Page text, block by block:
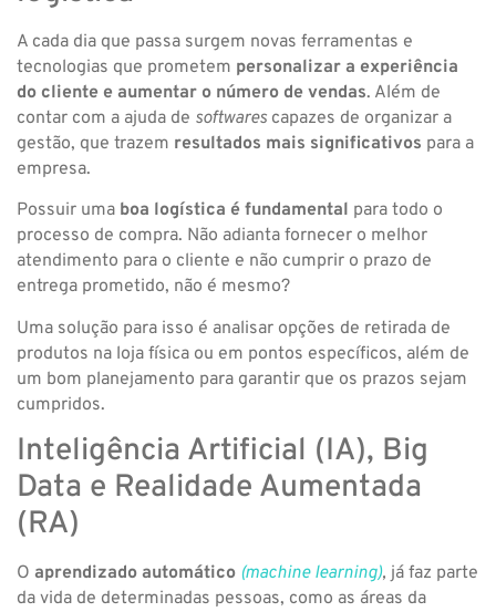
A cada dia que passa surgem novas ferramentas e
tecnologias que prometem personalizar a experiência
do cliente e aumentar o número de vendas. Além de
contar com a ajuda de softwares capazes de organizar a
gestão, que trazem resultados mais significativos para a
empresa.
Possuir uma boa logística é fundamental para todo o
processo de compra. Não adianta fornecer o melhor
atendimento para o cliente e não cumprir o prazo de
entrega prometido, não é mesmo?
Uma solução para isso é analisar opções de retirada de
produtos na loja física ou em pontos específicos, além de
um bom planejamento para garantir que os prazos sejam
cumpridos.
Inteligência Artificial (IA), Big
Data e Realidade Aumentada
(RA)
O aprendizado automático (machine learning), já faz parte
da vida de determinadas pessoas, como as áreas da